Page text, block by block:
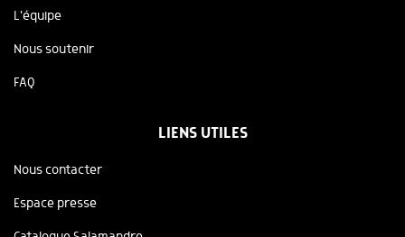
L'équipe
Nous soutenir
FAQ
LIENS UTILES
Nous contacter
Espace presse